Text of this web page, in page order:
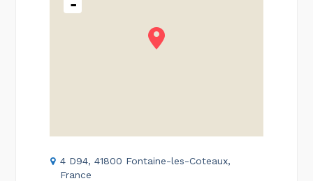
-
4 D94, 41800 Fontaine-les-Coteaux,
France